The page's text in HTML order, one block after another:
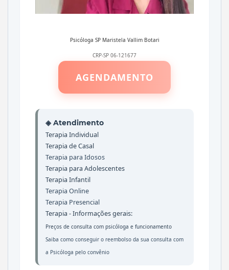
Psicóloga SP Maristela Vallim Botari
CRP-SP 06-121677
AGENDAMENTO
◈ Atendimento
Terapia Individual
Terapia de Casal
Terapia para Idosos
Terapia para Adolescentes
Terapia Infantil
Terapia Online
Terapia Presencial
Terapia - Informações gerais:
Preços de consulta com psicóloga e funcionamento
Saiba como conseguir o reembolso da sua consulta com
a Psicóloga pelo convênio